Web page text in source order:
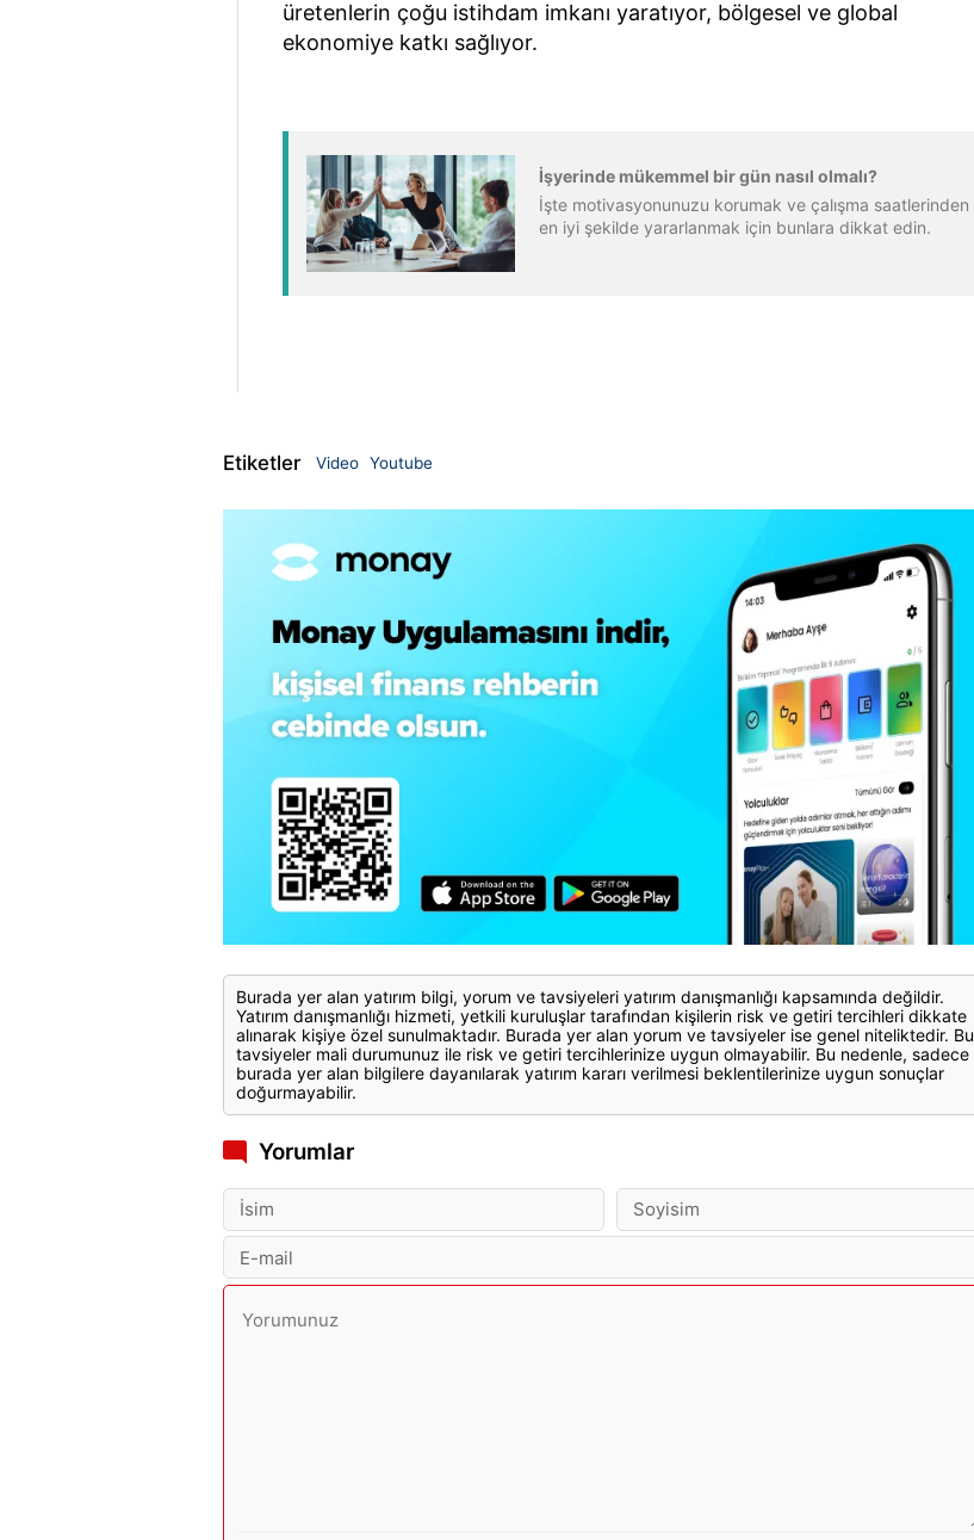
üretenlerin çoğu istihdam imkanı yaratıyor, bölgesel ve global
ekonomiye katkı sağlıyor.
İşyerinde mükemmel bir gün nasıl olmalı?
İşte motivasyonunuzu korumak ve çalışma saatlerinden
en iyi şekilde yararlanmak için bunlara dikkat edin.
Etiketler Video Youtube
Burada yer alan yatırım bilgi, yorum ve tavsiyeleri yatırım danışmanlığı kapsamında değildir.
Yatırım danışmanlığı hizmeti, yetkili kuruluşlar tarafından kişilerin risk ve getiri tercihleri dikkate
alınarak kişiye özel sunulmaktadır. Burada yer alan yorum ve tavsiyeler ise genel niteliktedir. Bu
tavsiyeler mali durumunuz ile risk ve getiri tercihlerinize uygun olmayabilir. Bu nedenle, sadece
burada yer alan bilgilere dayanılarak yatırım kararı verilmesi beklentilerinize uygun sonuçlar
doğurmayabilir.
Yorumlar